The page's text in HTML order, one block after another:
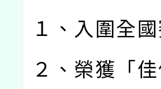
１、入圍全
２、榮獲「